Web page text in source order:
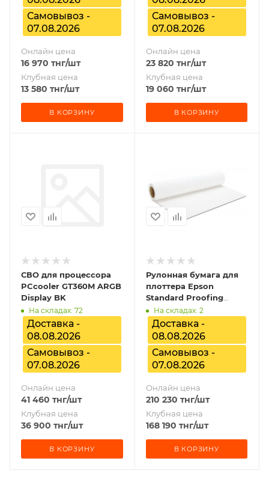
Самовывоз -
07.08.2026
Онлайн цена
16 970 тнг/шт
Клубная цена
13 580 тнг/шт
В КОРЗИНУ
Самовывоз -
07.08.2026
Онлайн цена
23 820 тнг/шт
Клубная цена
19 060 тнг/шт
В КОРЗИНУ
СВО для процессора
PCcooler GT360M ARGB
Display BK
На складах: 72
Доставка -
08.08.2026
Самовывоз -
07.08.2026
Онлайн цена
41 460 тнг/шт
Клубная цена
36 900 тнг/шт
В КОРЗИНУ
Рулонная бумага для
плоттера Epson
Standard Proofing
Paper, C13S045007
На складах: 2
Доставка -
08.08.2026
Самовывоз -
07.08.2026
Онлайн цена
210 230 тнг/шт
Клубная цена
168 190 тнг/шт
В КОРЗИНУ